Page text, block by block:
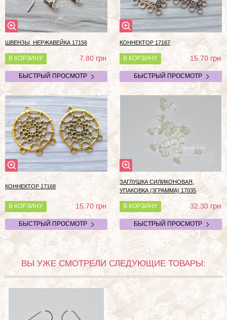
ШВЕНЗЫ, НЕРЖАВЕЙКА 17156
В КОРЗИНУ 7.80грн
БЫСТРЫЙ ПРОСМОТР
КОННЕКТОР 17167
В КОРЗИНУ 15.70грн
БЫСТРЫЙ ПРОСМОТР
КОННЕКТОР 17168
В КОРЗИНУ 15.70грн
БЫСТРЫЙ ПРОСМОТР
ЗАГЛУШКА СИЛИКОНОВАЯ,
УПАКОВКА (3ГРАММА) 17035
В КОРЗИНУ 32.30грн
БЫСТРЫЙ ПРОСМОТР
ВЫ УЖЕ СМОТРЕЛИ СЛЕДУЮЩИЕ ТОВАРЫ: